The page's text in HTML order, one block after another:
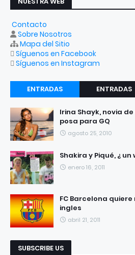
Contacto
Sobre Nosotros
Mapa del Sitio
Síguenos en Facebook
Síguenos en Instagram
ENTRADAS
RECIENTES
ENTRADAS
Irina Shayk, novia
posa para GQ
agosto 25, 2010
Shakira y Piqué, ¿
enero 16, 2011
FC Barcelona
ingles
abril 21, 2011
SUBSCRIBE US